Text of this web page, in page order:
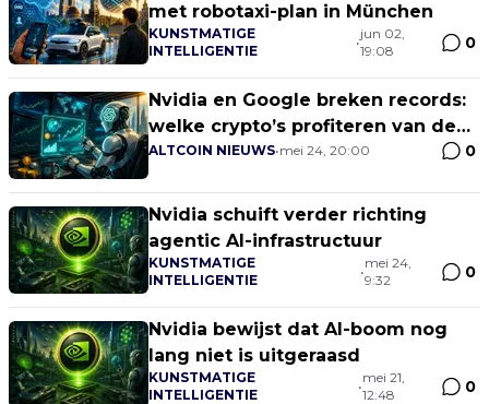
met robotaxi-plan in München
KUNSTMATIGE
INTELLIGENTIE
•
jun 02,
19:08
0
Nvidia en Google breken records:
welke crypto’s profiteren van de
AI-infrastructuurstrijd?
ALTCOIN NIEUWS•mei 24, 20:00 0
Nvidia schuift verder richting
agentic AI-infrastructuur
KUNSTMATIGE
INTELLIGENTIE
•
mei 24,
9:32
0
Nvidia bewijst dat AI-boom nog
lang niet is uitgeraasd
KUNSTMATIGE
INTELLIGENTIE
•
mei 21,
12:48
0